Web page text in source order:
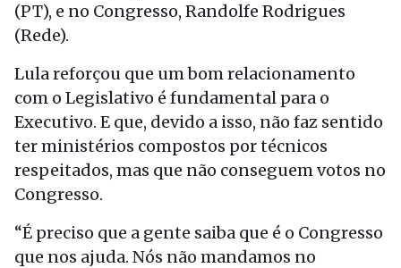
(PT), e no Congresso, Randolfe Rodrigues
(Rede).
Lula reforçou que um bom relacionamento
com o Legislativo é fundamental para o
Executivo. E que, devido a isso, não faz sentido
ter ministérios compostos por técnicos
respeitados, mas que não conseguem votos no
Congresso.
“É preciso que a gente saiba que é o Congresso
que nos ajuda. Nós não mandamos no